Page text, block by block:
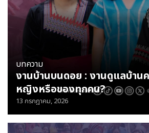
บทความ
งานบ้านบนดอย : งานดูแลบ้าน
หญิงหรือของทุกคน?
13 กรกฎาคม, 2026